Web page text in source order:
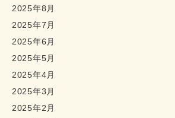
2025年8月
2025年7月
2025年6月
2025年5月
2025年4月
2025年3月
2025年2月